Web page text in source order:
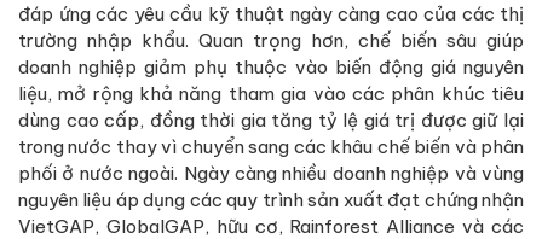
đáp ứng các yêu cầu kỹ thuật ngày càng cao của các thị
trường nhập khẩu. Quan trọng hơn, chế biến sâu giúp
doanh nghiệp giảm phụ thuộc vào biến động giá nguyên
liệu, mở rộng khả năng tham gia vào các phân khúc tiêu
dùng cao cấp, đồng thời gia tăng tỷ lệ giá trị được giữ lại
trong nước thay vì chuyển sang các khâu chế biến và phân
phối ở nước ngoài. Ngày càng nhiều doanh nghiệp và vùng
nguyên liệu áp dụng các quy trình sản xuất đạt chứng nhận
VietGAP, GlobalGAP, hữu cơ, Rainforest Alliance và các